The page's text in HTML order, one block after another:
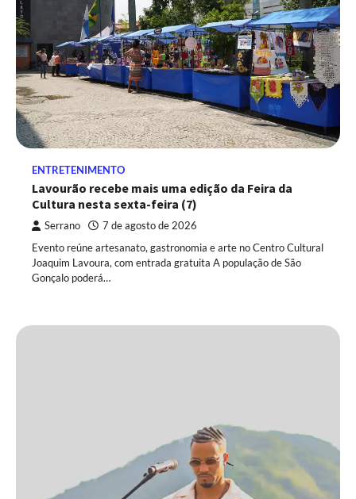
ENTRETENIMENTO
Lavourão recebe mais uma edição da Feira da
Cultura nesta sexta-feira (7)
Serrano 7 de agosto de 2026
Evento reúne artesanato, gastronomia e arte no Centro Cultural
Joaquim Lavoura, com entrada gratuita A população de São
Gonçalo poderá…